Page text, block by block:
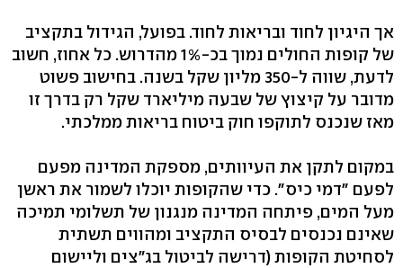
אך היגיון לחוד ובריאות לחוד. בפועל, הגידול בתקציב
של קופות החולים נמוך בכ-1% מהדרוש. כל אחוז, חשוב
לדעת, שווה ל-350 מליון שקל בשנה. בחישוב פשוט
מדובר על קיצוץ של שבעה מיליארד שקל רק בדרך זו
מאז שנכנס לתוקפו חוק ביטוח בריאות ממלכתי.
במקום לתקן את העיוותים, מספקת המדינה מפעם
לפעם "דמי כיס". כדי שהקופות יוכלו לשמור את ראשן
מעל המים, פיתחה המדינה מנגנון של תשלומי תמיכה
שאינם נכנסים לבסיס התקציב ומהווים תשתית
לסחיטת הקופות (דרישה לביטול בג"צים וליישום